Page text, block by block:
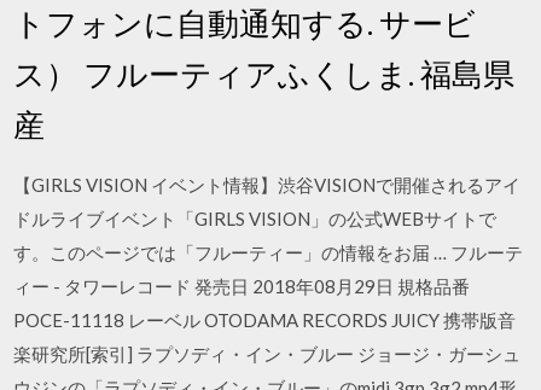
トフォンに自動通知する. サービ
ス） フルーティアふくしま. 福島県
産
【GIRLS VISION イベント情報】渋谷VISIONで開催されるアイ
ドルライブイベント「GIRLS VISION」の公式WEBサイトで
す。このページでは「フルーティー」の情報をお届 … フルーテ
ィー - タワーレコード 発売日 2018年08月29日 規格品番
POCE-11118 レーベル OTODAMA RECORDS JUICY 携帯版音
楽研究所[索引] ラプソディ・イン・ブルー ジョージ・ガーシュ